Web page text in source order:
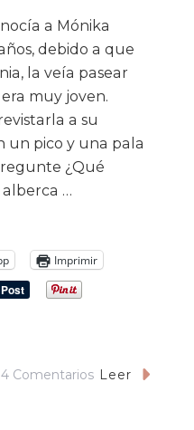
Pero
Lo
Demás
No
Entrevista
A
Lugarteniente
a Mónika
debido a que
la veía pasear
muy joven.
a su
un pico y una pala
¿Qué
alberca …
Imprimir
4 ComentariosEnLeer